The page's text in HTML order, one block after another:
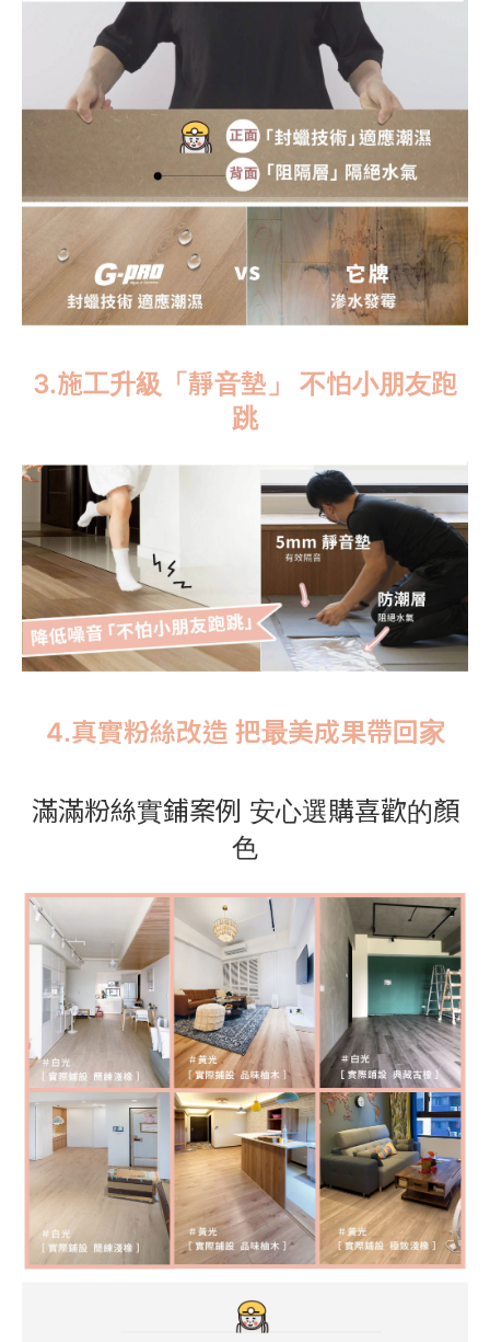
3.施工升級「靜音墊」 不怕小朋友跑
跳
4.真實粉絲改造 把最美成果帶回家
滿滿粉絲實鋪案例 安心選購喜歡的顏
色